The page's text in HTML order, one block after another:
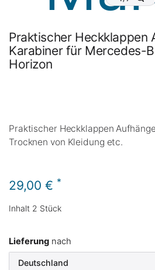
Praktischer Heckklappen
Karabiner für Mercedes-
Horizon
Praktischer Heckklappen
Trocknen von Kleidung etc.
29,00 € *
Inhalt 2 Stück
Lieferung nach